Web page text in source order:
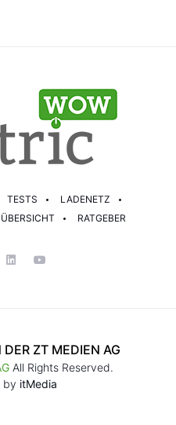
TESTS
LADENETZ
RATGEBER
ZT MEDIEN AG
All Rights Reserved.
by itMedia